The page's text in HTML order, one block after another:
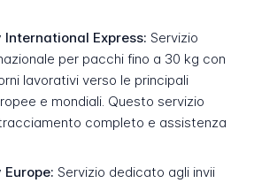
International Express: Servizio
per pacchi fino a 30 kg con
lavorativi verso le principali
e mondiali. Questo servizio
completo e assistenza
Servizio dedicato agli invii